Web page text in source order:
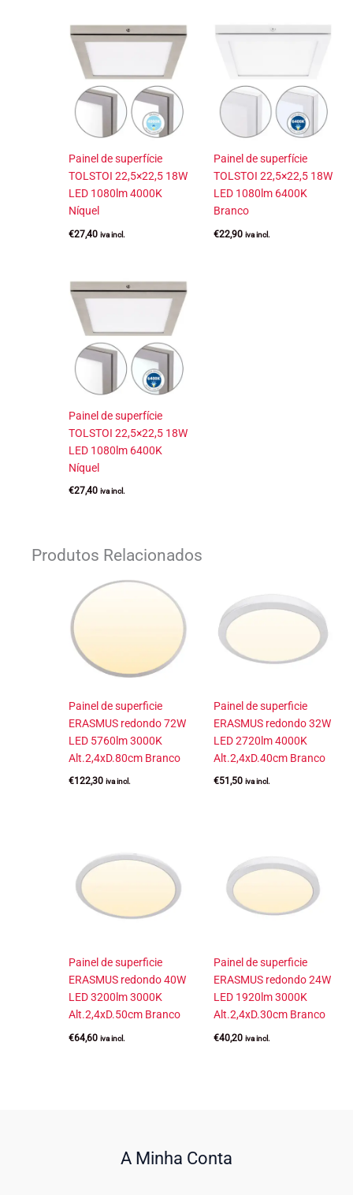
Painel de superfície
TOLSTOI 22,5×22,5 18W
LED 1080lm 4000K
Níquel
€27,40 iva incl.
Painel de superfície
TOLSTOI 22,5×22,5 18W
LED 1080lm 6400K
Branco
€22,90 iva incl.
Painel de superfície
TOLSTOI 22,5×22,5 18W
LED 1080lm 6400K
Níquel
€27,40 iva incl.
Produtos Relacionados
Painel de superficie
ERASMUS redondo 72W
LED 5760lm 3000K
Alt.2,4xD.80cm Branco
€122,30 iva incl.
Painel de superficie
ERASMUS redondo 32W
LED 2720lm 4000K
Alt.2,4xD.40cm Branco
€51,50 iva incl.
Painel de superficie
ERASMUS redondo 40W
LED 3200lm 3000K
Alt.2,4xD.50cm Branco
€64,60 iva incl.
Painel de superficie
ERASMUS redondo 24W
LED 1920lm 3000K
Alt.2,4xD.30cm Branco
€40,20 iva incl.
A Minha Conta